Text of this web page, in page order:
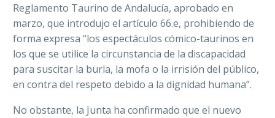
Reglamento Taurino de Andalucía, aprobado en
marzo, que introdujo el artículo 66.e, prohibiendo de
forma expresa “los espectáculos cómico-taurinos en
los que se utilice la circunstancia de la discapacidad
para suscitar la burla, la mofa o la irrisión del público,
en contra del respeto debido a la dignidad humana”.
No obstante, la Junta ha confirmado que el nuevo